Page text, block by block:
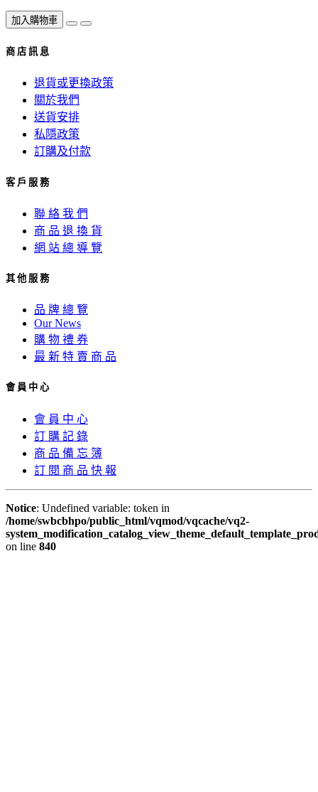
加入購物車
商 店 訊 息
退貨或更換政策
關於我們
送貨安排
私隱政策
訂購及付款
客 戶 服 務
聯 絡 我 們
商 品 退 換 貨
網 站 總 導 覽
其 他 服 務
品 牌 總 覽
Our News
購 物 禮 券
最 新 特 賣 商 品
會 員 中 心
會 員 中 心
訂 購 記 錄
商 品 備 忘 簿
訂 閱 商 品 快 報
Notice: Undefined variable: token in
/home/swbcbhpo/public_html/vqmod/vqcache/vq2-
on line 840